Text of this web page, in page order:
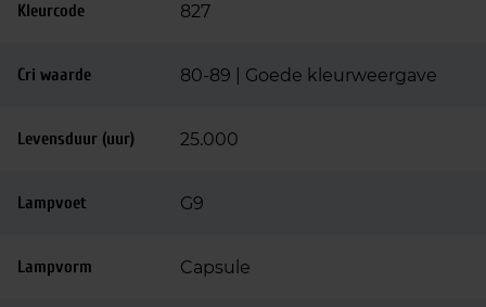
Kleurcode 827
Cri waarde 80-89 | Goede kleurweergave
Levensduur (uur) 25.000
Lampvoet G9
Lampvorm Capsule